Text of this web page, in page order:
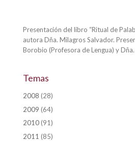
Presentación del libro “Ritual de
autora Dña. Milagros Salvador.
Borobio (Profesora de Lengua) y
Temas
2008 (28)
2009 (64)
2010(91)
2011 (85)